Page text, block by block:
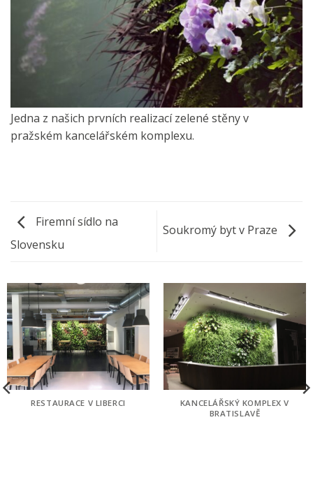
Jedna z našich prvních realizací zelené stěny v
pražském kancelářském komplexu.
Firemní sídlo na
Slovensku
Soukromý byt v Praze
RESTAURACE V LIBERCI
KANCELÁŘSKÝ KOMPLEX V
BRATISLAVĚ